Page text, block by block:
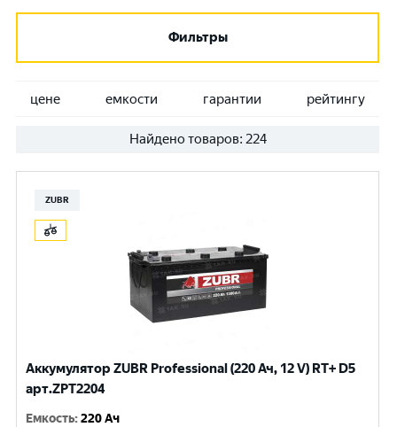
Фильтры
цене емкости гарантии рейтингу
Найдено товаров: 224
ZUBR
Аккумулятор ZUBR Professional (220 Ач, 12 V) RT+ D5
арт.ZPT2204
Емкость:220 Ач